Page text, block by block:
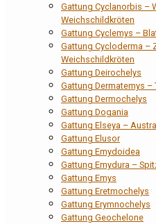
Gattung Cyclanorbis –
Weichschildkröten
Gattung Cyclemys –
Gattung Cycloderma –
Weichschildkröten
Gattung Deirochelys
Gattung Dermatemys
Gattung Dermochelys
Gattung Dogania
Gattung Elseya –
Gattung Elusor
Gattung Emydoidea
Gattung Emydura –
Gattung Emys
Gattung Eretmochelys
Gattung Erymnochelys
Gattung Geochelone